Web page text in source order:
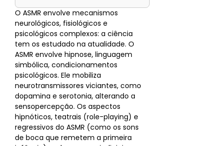
O ASMR envolve mecanismos
neurológicos, fisiológicos e
psicológicos complexos: a ciência
tem os estudado na atualidade. O
ASMR envolve hipnose, linguagem
simbólica, condicionamentos
psicológicos. Ele mobiliza
neurotransmissores viciantes, como
dopamina e serotonia, alterando a
sensopercepção. Os aspectos
hipnóticos, teatrais (role-playing) e
regressivos do ASMR (como os sons
de boca que remetem a primeira